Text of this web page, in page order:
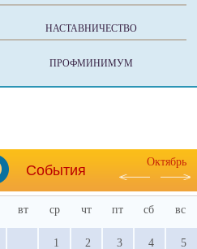
НАСТАВНИЧЕСТВО
ПРОФМИНИМУМ
События
Октябрь
вт ср чт пт сб вс
1 2 3 4 5